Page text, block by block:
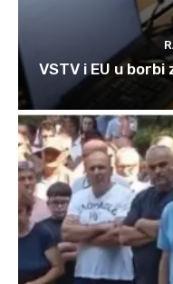
VSTV i EU u